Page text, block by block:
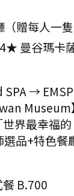
贈每人一
曼谷瑪卡
→
界最幸福
品+特色餐
B.700